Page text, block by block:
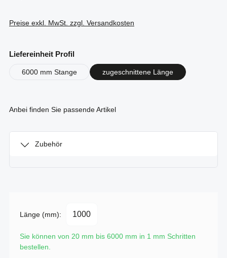
Preise exkl. MwSt. zzgl. Versandkosten
Liefereinheit Profilauswählen
6000 mm Stange zugeschnittene Länge
Anbei finden Sie passende Artikel
Zubehör
Länge (mm):
Sie können von 20 mm bis 6000 mm in 1 mm Schritten
bestellen.